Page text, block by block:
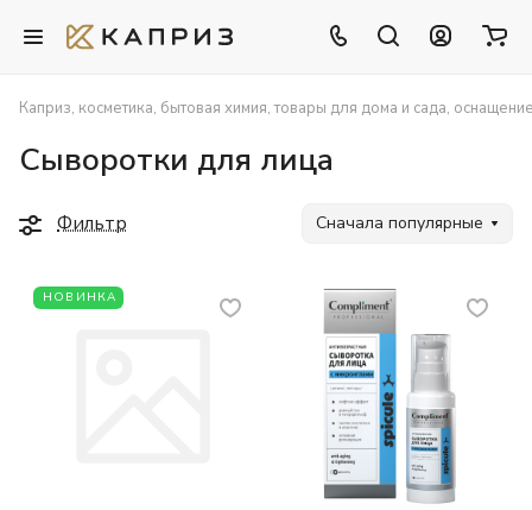
Каприз, косметика, бытовая химия, товары для дома и сада,
Сыворотки для лица
Фильтр Сначала популярные
НОВИНКА